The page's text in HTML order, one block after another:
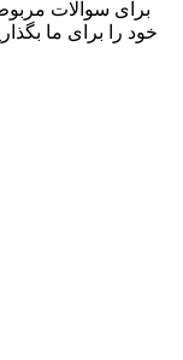
برای سوالات